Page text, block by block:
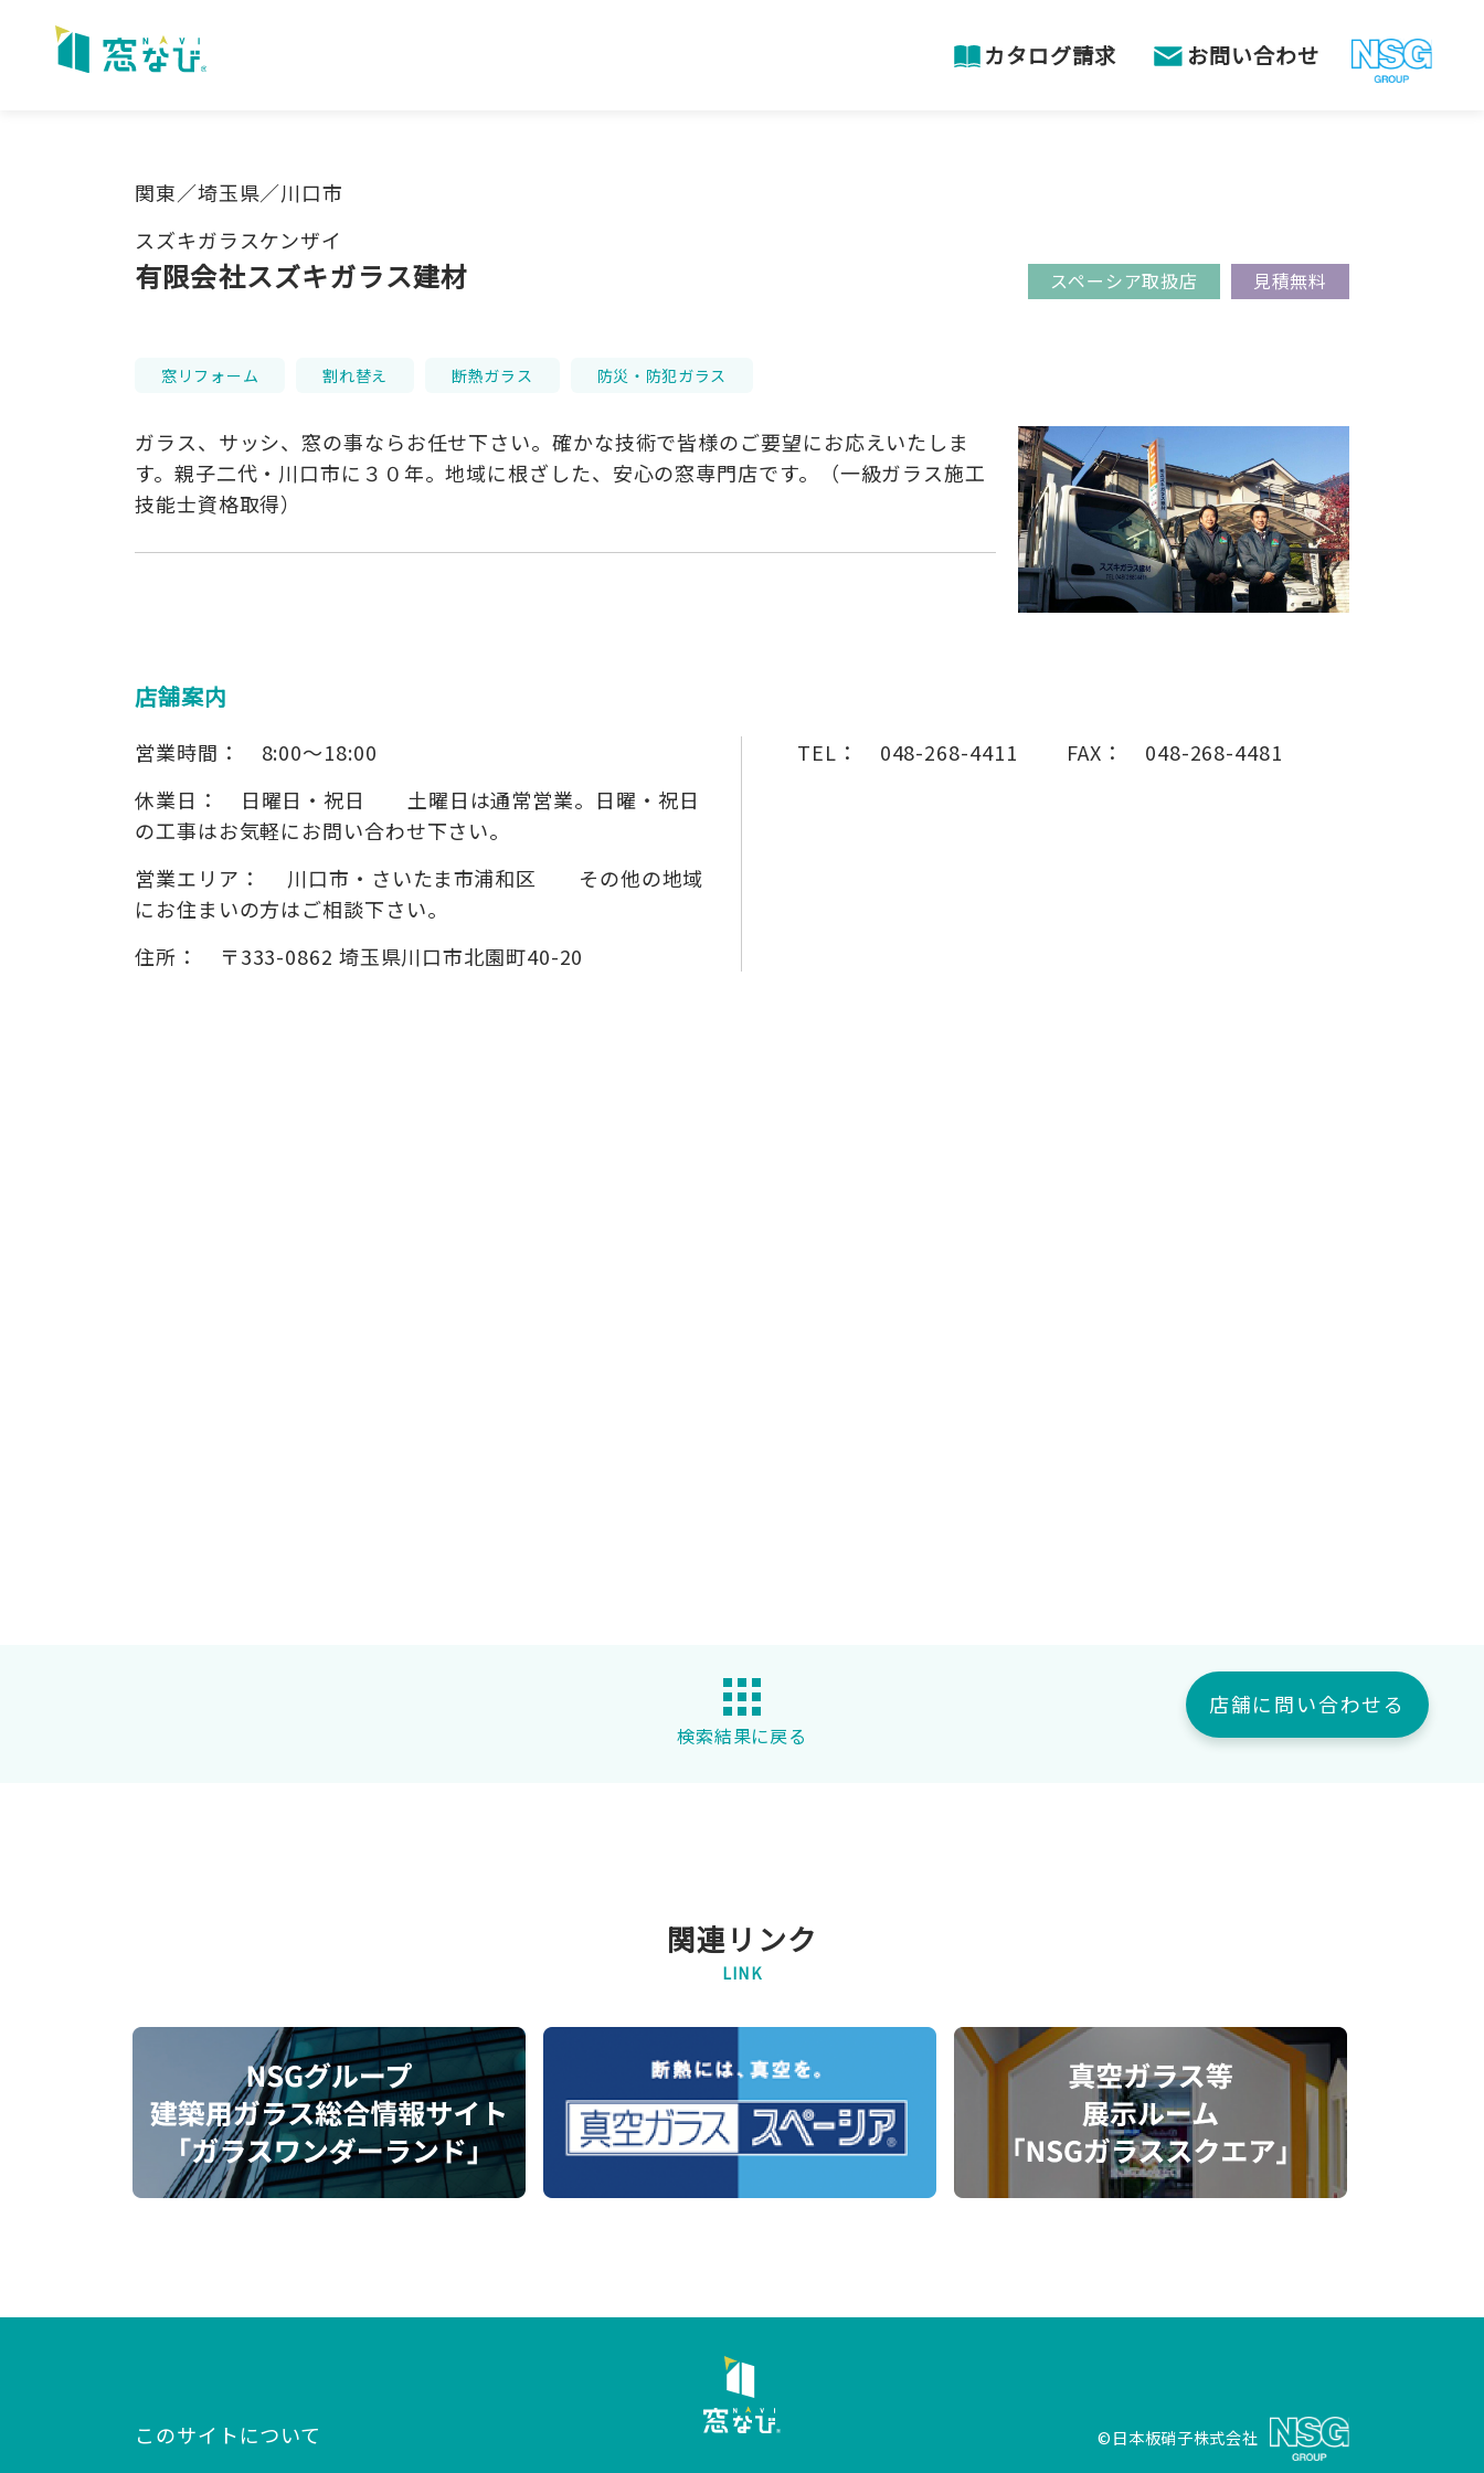
content
カタログ請求 お問い合わせ
関東／埼玉県／川口市
スズキガラスケンザイ
有限会社スズキガラス建材 スペーシア取扱店 見積無料
窓リフォーム 割れ替え 断熱ガラス 防災・防犯ガラス
ガラス、サッシ、窓の事ならお任せ下さい。確かな技術で皆様のご要望にお応えいたしま
す。親子二代・川口市に３０年。地域に根ざした、安心の窓専門店です。（一級ガラス施工
技能士資格取得）
店舗案内
営業時間：
8:00～18:00
休業日：
日曜日・祝日 土曜日は通常営業。日曜・祝日
の工事はお気軽にお問い合わせ下さい。
営業エリア：
川口市・さいたま市浦和区 その他の地域
にお住まいの方はご相談下さい。
住所：
〒333-0862 埼玉県川口市北園町40-20
TEL： 048-268-4411 FAX： 048-268-4481
検索結果に戻る
関連リンク
LINK
店舗に問い合わせる
このサイトについて ©日本板硝子株式会社